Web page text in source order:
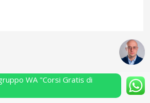
by Performarsi S.a.s.
WA "Corsi Gratis di